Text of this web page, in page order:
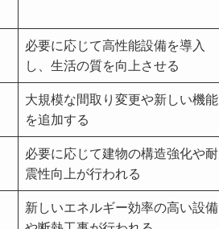
必要に応じて高性能設備を導入
し、生活の質を向上させる
大規模な間取り変更や新しい機能
を追加する
必要に応じて建物の構造強化や耐
震性向上が行われる
新しいエネルギー効率の高い設備